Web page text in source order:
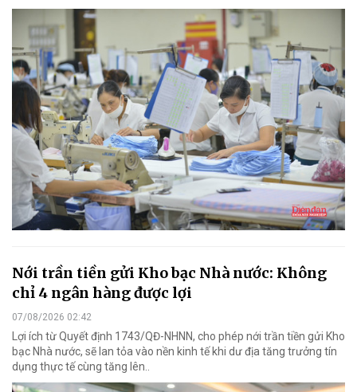
Nới trần tiền gửi Kho bạc Nhà nước: Không
chỉ 4 ngân hàng được lợi
07/08/2026 02:42
Lợi ích từ Quyết định 1743/QĐ-NHNN, cho phép nới trần tiền gửi Kho
bạc Nhà nước, sẽ lan tỏa vào nền kinh tế khi dư địa tăng trưởng tín
dụng thực tế cùng tăng lên..